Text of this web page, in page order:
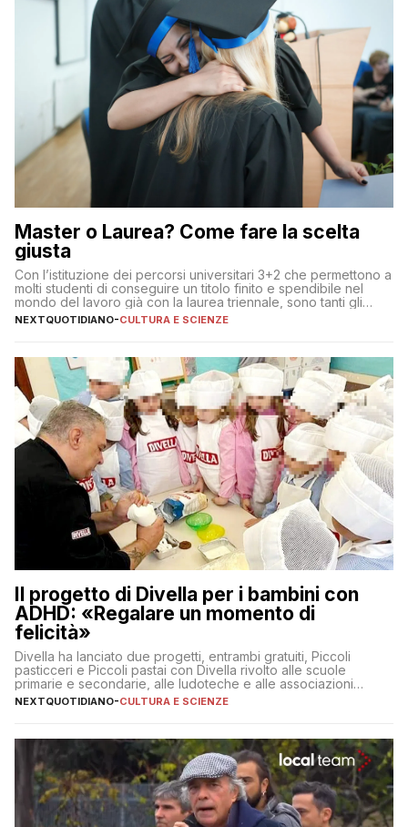
Master o Laurea? Come fare la scelta
giusta
Con l’istituzione dei percorsi universitari 3+2 che permettono a
molti studenti di conseguire un titolo finito e spendibile nel
mondo del lavoro già con la laurea triennale, sono tanti gli
interrogativi che si pongono gli studenti una volta raggiunto
l’obiettivo di primo livello
NEXTQUOTIDIANO-CULTURA E SCIENZE
Il progetto di Divella per i bambini con
ADHD: «Regalare un momento di
felicità»
Divella ha lanciato due progetti, entrambi gratuiti, Piccoli
pasticceri e Piccoli pastai con Divella rivolto alle scuole
primarie e secondarie, alle ludoteche e alle associazioni
pugliesi che si occupano di bambini con ADHD
NEXTQUOTIDIANO-CULTURA E SCIENZE